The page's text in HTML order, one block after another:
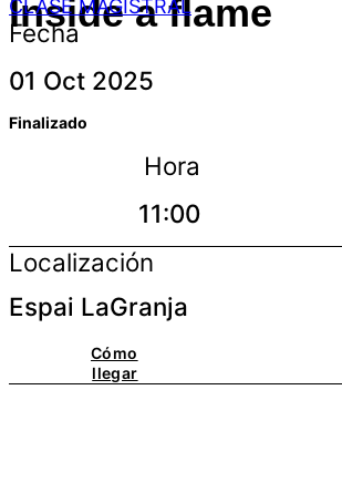
Inside a flame
CLASE MAGISTRAL
Fecha
01 Oct 2025
Finalizado
Hora
11:00
Localización
Espai LaGranja
Cómo
llegar